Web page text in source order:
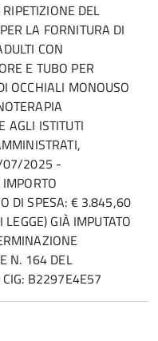
DEL
LA FORNITURA DI
CON
E TUBO PER
OCCHIALI MONOUSO
AGLI ISTITUTI
07/2025 -
DI SPESA: € 3.845,60
LEGGE) GIÀ IMPUTATO
N. 164 DEL
B2297E4E57